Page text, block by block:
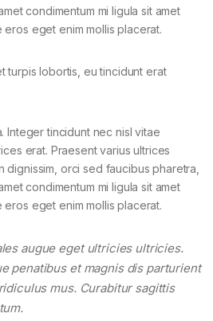
condimentum mi ligula sit amet
eget enim mollis placerat.
turpis lobortis, eu tincidunt erat
Integer tincidunt nec nisl vitae
erat. Praesent varius ultrices
dignissim, orci sed faucibus pharetra,
condimentum mi ligula sit amet
eget enim mollis placerat.
augue eget ultricies ultricies.
penatibus et magnis dis parturient
mus. Curabitur sagittis